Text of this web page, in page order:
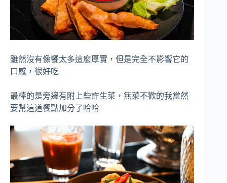
雖然沒有像饗太多這麼厚實，但是完全不影響它的
口感，很好吃
最棒的是旁邊有附上些許生菜，無菜不歡的我當然
要幫這道餐點加分了哈哈